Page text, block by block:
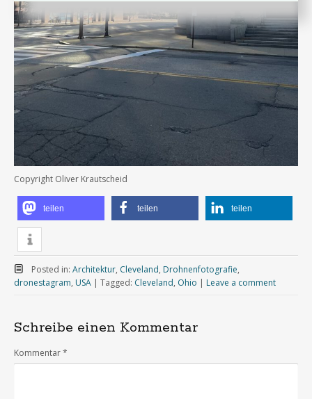
Copyright Oliver Krautscheid
teilen teilen teilen
Posted in: Architektur, Cleveland, Drohnenfotografie,
dronestagram, USA | Tagged: Cleveland, Ohio | Leave a comment
Schreibe einen Kommentar
Kommentar*